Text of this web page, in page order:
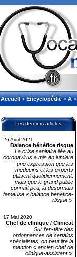
Accueil>Encyclopédie>A>
Les derniers articles
26 Avril 2021
Balance bénéfice risque
La crise sanitaire liée au
coronavirus a mis en lumière
une expression que les
médecins et les experts
utilisent quotidiennement,
mais que le grand public
connaît peu, la désormais
fameuse « balance bénéfice-
risque ».
17 Mai 2020
Chef de clinique / Clinicat
Sur l’en-tête des
ordonnances de certains
spécialistes, on peut lire la
mention « ancien chef de
clinique-assistant ».